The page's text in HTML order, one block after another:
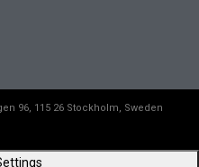
96, 115 26 Stockholm, Sweden